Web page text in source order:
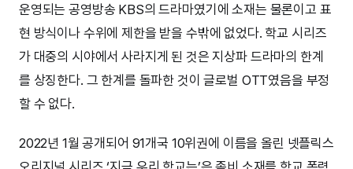
운영되는 공영방송 KBS의 드라마였기에 소재는 물론이고 표
현 방식이나 수위에 제한을 받을 수밖에 없었다. 학교 시리즈
가 대중의 시야에서 사라지게 된 것은 지상파 드라마의 한계
를 상징한다. 그 한계를 돌파한 것이 글로벌 OTT였음을 부정
할 수 없다.
2022년 1월 공개되어 91개국 10위권에 이름을 올린 넷플릭스